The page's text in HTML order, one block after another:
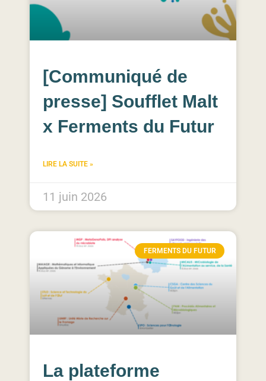
[Communiqué de
presse] Soufflet Malt
x Ferments du Futur
LIRE LA SUITE »
11 juin 2026
FERMENTS DU FUTUR
La plateforme